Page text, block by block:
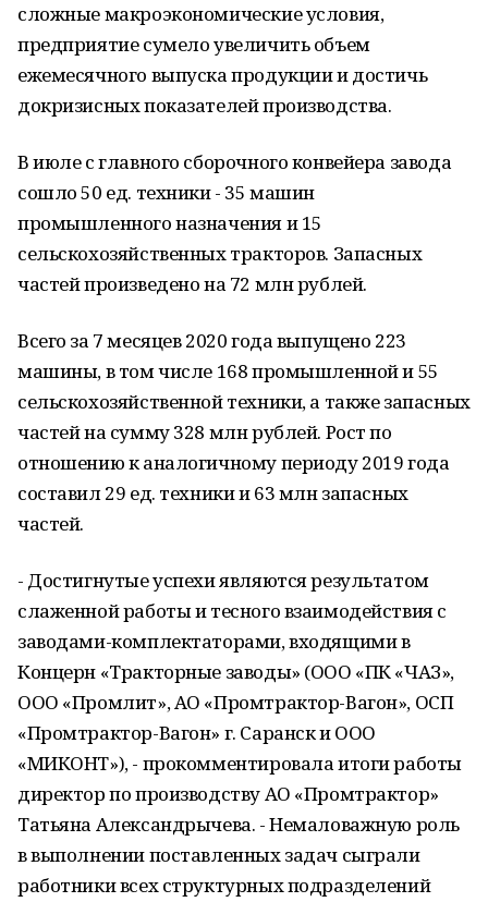
сложные макроэкономические условия,
предприятие сумело увеличить объем
ежемесячного выпуска продукции и достичь
докризисных показателей производства.
В июле с главного сборочного конвейера завода
сошло 50 ед. техники - 35 машин
промышленного назначения и 15
сельскохозяйственных тракторов. Запасных
частей произведено на 72 млн рублей.
Всего за 7 месяцев 2020 года выпущено 223
машины, в том числе 168 промышленной и 55
сельскохозяйственной техники, а также запасных
частей на сумму 328 млн рублей. Рост по
отношению к аналогичному периоду 2019 года
составил 29 ед. техники и 63 млн запасных
частей.
- Достигнутые успехи являются результатом
слаженной работы и тесного взаимодействия с
заводами-комплектаторами, входящими в
Концерн «Тракторные заводы» (ООО «ПК «ЧАЗ»,
ООО «Промлит», АО «Промтрактор-Вагон», ОСП
«Промтрактор-Вагон» г. Саранск и ООО
«МИКОНТ»), - прокомментировала итоги работы
директор по производству АО «Промтрактор»
Татьяна Александрычева. - Немаловажную роль
в выполнении поставленных задач сыграли
работники всех структурных подразделений